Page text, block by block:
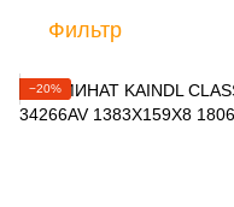
Фильтр
−20%